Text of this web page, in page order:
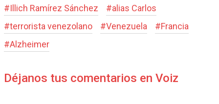
#Illich Ramírez Sánchez #alias Carlos
#terrorista venezolano #Venezuela #Francia
#Alzheimer
Déjanos tus comentarios en Voiz